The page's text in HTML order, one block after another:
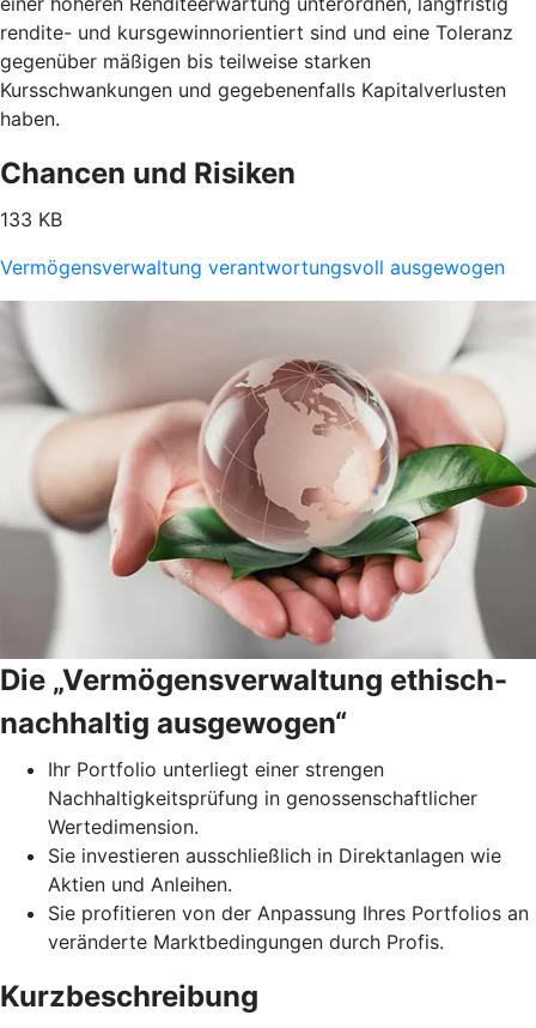
rendite- und kursgewinnorientiert sind und eine Toleranz
gegenüber mäßigen bis teilweise starken
Kursschwankungen und gegebenenfalls Kapitalverlusten
haben.
Chancen und Risiken
133 KB
Vermögensverwaltung verantwortungsvoll ausgewogen
Die „Vermögensverwaltung ethisch-
nachhaltig ausgewogen“
Ihr Portfolio unterliegt einer strengen
Nachhaltigkeitsprüfung in genossenschaftlicher
Wertedimension.
Sie investieren ausschließlich in Direktanlagen wie
Aktien und Anleihen.
Sie profitieren von der Anpassung Ihres Portfolios an
veränderte Marktbedingungen durch Profis.
Kurzbeschreibung